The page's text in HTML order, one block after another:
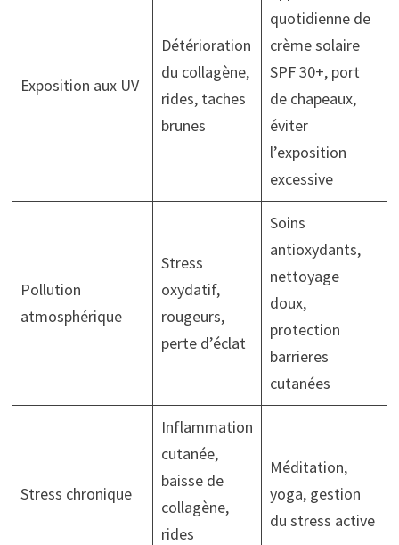
Exposition aux UV
Détérioration
du collagène,
rides, taches
brunes
quotidienne de
crème solaire
SPF 30+, port
de chapeaux,
éviter
l’exposition
excessive
Pollution
atmosphérique
Stress
oxydatif,
rougeurs,
perte d’éclat
Soins
antioxydants,
nettoyage
doux,
protection
barrieres
cutanées
Stress chronique
Inflammation
cutanée,
baisse de
collagène,
rides
Méditation,
yoga, gestion
du stress active